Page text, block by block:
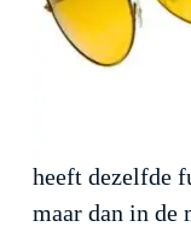
heeft dezelfde
maar dan in de